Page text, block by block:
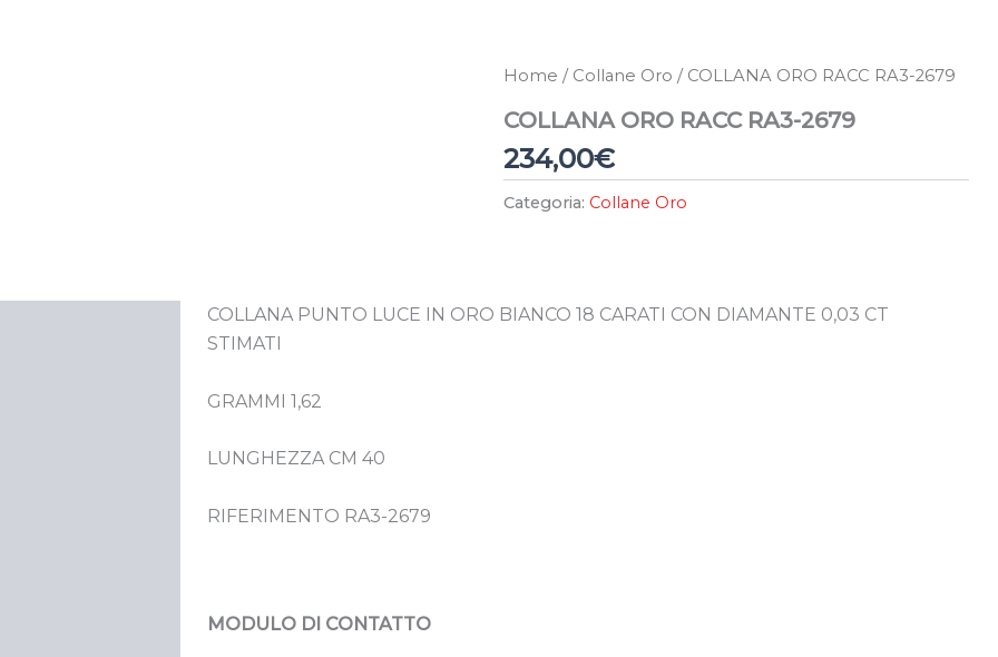
Home / Collane Oro / COLLANA ORO RACC RA3-2679
COLLANA ORO RACC RA3-2679
234,00€
Categoria: Collane Oro
COLLANA PUNTO LUCE IN ORO BIANCO 18 CARATI CON DIAMANTE 0,03 CT
STIMATI
GRAMMI 1,62
LUNGHEZZA CM 40
RIFERIMENTO RA3-2679
MODULO DI CONTATTO